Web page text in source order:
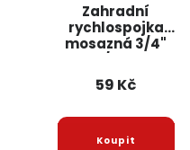
Zahradní
rychlospojka
mosazná 3/4"
F3533/F400-50
JIPOS
59 Kč